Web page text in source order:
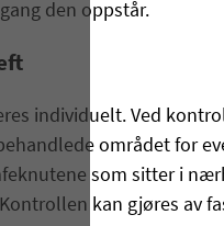
den oppstår.
individuelt. Ved
området for
som sitter i
kan gjøres av